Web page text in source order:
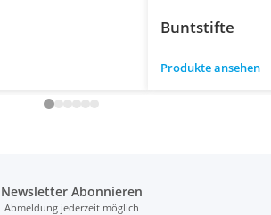
Buntstifte
Produkte ansehen
Newsletter Abonnieren
Abmeldung jederzeit möglich